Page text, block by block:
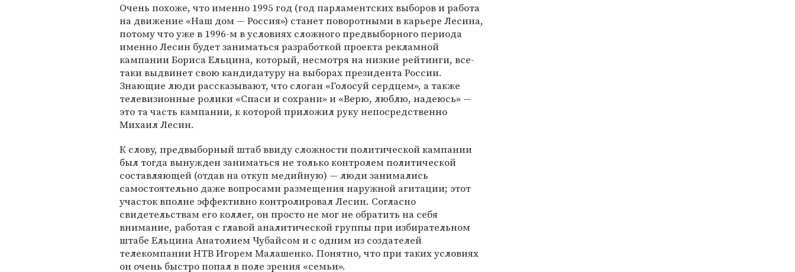
Очень похоже, что именно 1995 год (год парламентских выборов и работа
на движение «Наш дом — Россия») станет поворотными в карьере Лесина,
потому что уже в 1996-м в условиях сложного предвыборного периода
именно Лесин будет заниматься разработкой проекта рекламной
кампании Бориса Ельцина, который, несмотря на низкие рейтинги, все-
таки выдвинет свою кандидатуру на выборах президента России.
Знающие люди рассказывают, что слоган «Голосуй сердцем», а также
телевизионные ролики «Спаси и сохрани» и «Верю, люблю, надеюсь» —
это та часть кампании, к которой приложил руку непосредственно
Михаил Лесин.
К слову, предвыборный штаб ввиду сложности политической кампании
был тогда вынужден заниматься не только контролем политической
составляющей (отдав на откуп медийную) — люди занимались
самостоятельно даже вопросами размещения наружной агитации; этот
участок вполне эффективно контролировал Лесин. Согласно
свидетельствам его коллег, он просто не мог не обратить на себя
внимание, работая с главой аналитической группы при избирательном
штабе Ельцина Анатолием Чубайсом и с одним из создателей
телекомпании НТВ Игорем Малашенко. Понятно, что при таких условиях
он очень быстро попал в поле зрения «семьи».